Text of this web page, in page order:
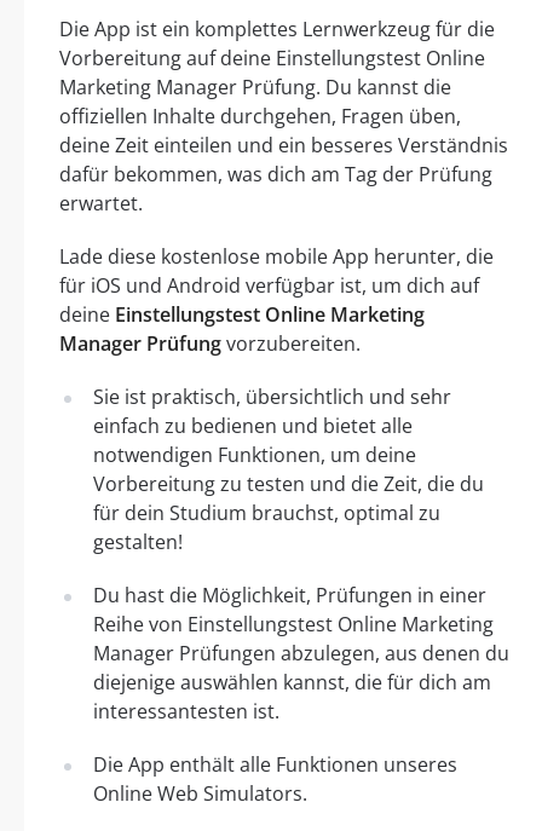
Die App ist ein komplettes Lernwerkzeug für die
Vorbereitung auf deine Einstellungstest Online
Marketing Manager Prüfung. Du kannst die
offiziellen Inhalte durchgehen, Fragen üben,
deine Zeit einteilen und ein besseres Verständnis
dafür bekommen, was dich am Tag der Prüfung
erwartet.
Lade diese kostenlose mobile App herunter, die
für iOS und Android verfügbar ist, um dich auf
deine Einstellungstest Online Marketing
Manager Prüfungvorzubereiten.
Sie ist praktisch, übersichtlich und sehr
einfach zu bedienen und bietet alle
notwendigen Funktionen, um deine
Vorbereitung zu testen und die Zeit, die du
für dein Studium brauchst, optimal zu
gestalten!
Du hast die Möglichkeit, Prüfungen in einer
Reihe von Einstellungstest Online Marketing
Manager Prüfungen abzulegen, aus denen du
diejenige auswählen kannst, die für dich am
interessantesten ist.
Die App enthält alle Funktionen unseres
Online Web Simulators.